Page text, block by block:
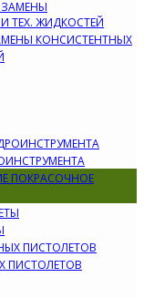
КОНСИСТЕНТНЫХ
ПОКРАСОЧНОЕ
ПИСТОЛЕТОВ